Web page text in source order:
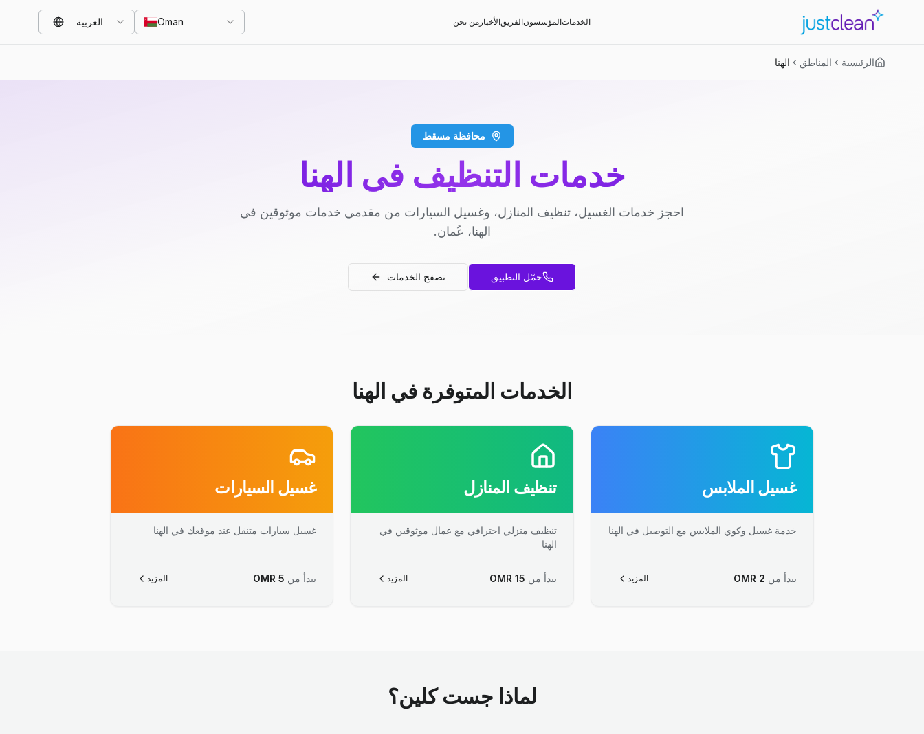
الخدماتالمؤسسونالفريقالأخبار من نحن Oman العربية
الرئيسية المناطق الهنا
محافظة مسقط
خدمات التنظيف في الهنا
احجز خدمات الغسيل، تنظيف المنازل، وغسيل السيارات من مقدمي خدمات موثوقين في
الهنا، عُمان.
حمّل التطبيق تصفح الخدمات
الخدمات المتوفرة في الهنا
غسيل الملابس
خدمة غسيل وكوي الملابس مع التوصيل في الهنا
يبدأ من OMR 2 المزيد
تنظيف المنازل
تنظيف منزلي احترافي مع عمال موثوقين في
الهنا
يبدأ من OMR 15 المزيد
غسيل السيارات
غسيل سيارات متنقل عند موقعك في الهنا
يبدأ من OMR 5 المزيد
لماذا جست كلين؟